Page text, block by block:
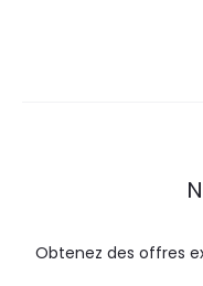
Obtenez des offres